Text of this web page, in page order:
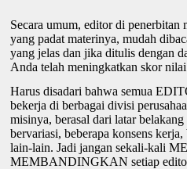
Secara umum, editor di penerbitan
yang padat materinya, mudah
yang jelas dan jika ditulis dengan
Anda telah meningkatkan skor
Harus disadari bahwa semua
bekerja di berbagai divisi
misinya, berasal dari latar
bervariasi, beberapa konsens
lain-lain. Jadi jangan sekali-kali
MEMBANDINGKAN setiap